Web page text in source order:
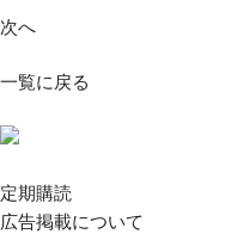
次へ
一覧に戻る
定期購読
広告掲載について